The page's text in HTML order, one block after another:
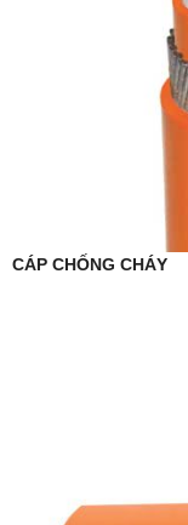
CÁP CHỐNG CHÁY